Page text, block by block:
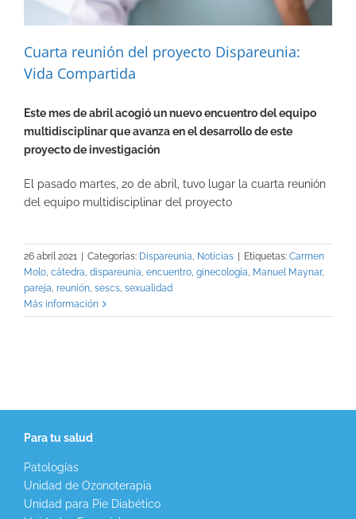
Cuarta reunión del proyecto Dispareunia:
Vida Compartida
Este mes de abril acogió un nuevo encuentro del equipo
multidisciplinar que avanza en el desarrollo de este
proyecto de investigación
El pasado martes, 20 de abril, tuvo lugar la cuarta reunión
del equipo multidisciplinar del proyecto
26 abril 2021 | Categorías: Dispareunia Noticias | Etiquetas: Carmen
Molo cátedra dispareunia encuentro ginecología Manuel Maynar,
pareja reunión sescs sexualidad
Más información
Para tu salud
Patologías
Unidad de Ozonoterapia
Unidad para Pie Diabético